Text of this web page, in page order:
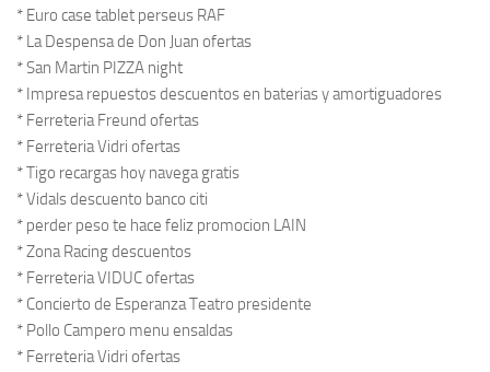
* Euro case tablet perseus RAF
* La Despensa de Don Juan ofertas
* San Martin PIZZA night
* Impresa repuestos descuentos en baterias y amortiguadores
* Ferreteria Freund ofertas
* Ferreteria Vidri ofertas
* Tigo recargas hoy navega gratis
* Vidals descuento banco citi
* perder peso te hace feliz promocion LAIN
* Zona Racing descuentos
* Ferreteria VIDUC ofertas
* Concierto de Esperanza Teatro presidente
* Pollo Campero menu ensaldas
* Ferreteria Vidri ofertas